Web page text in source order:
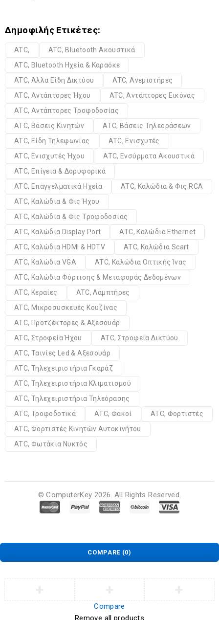
Δημοφιλής Ετικέτες:
ATC,
ATC, Bluetooth Ακουστικά
ATC, Bluetooth Ηχεία & Καραόκε
ATC, Άλλα Είδη Δικτύου
ATC, Ανεμιστήρες
ATC, Αντάπτορες Ήχου
ATC, Αντάπτορες Εικόνας
ATC, Αντάπτορες Τροφοδοσίας
ATC, Βάσεις Κινητών
ATC, Βάσεις Τηλεοράσεων
ATC, Είδη Τηλεφωνίας
ATC, Ενισχυτές
ATC, Ενισχυτές Ήχου
ATC, Ενσύρματα Ακουστικά
ATC, Επίγεια & Δορυφορικά
ATC, Επαγγελματικά Ηχεία
ATC, Καλώδια & Φις RCA
ATC, Καλώδια & Φις Ήχου
ATC, Καλώδια & Φις Τροφοδοσίας
ATC, Καλώδια Display Port
ATC, Καλώδια Ethernet
ATC, Καλώδια HDMI & HDTV
ATC, Καλώδια Scart
ATC, Καλώδια VGA
ATC, Καλώδια Οπτικής Ίνας
ATC, Καλώδια Φόρτισης & Μεταφοράς Δεδομένων
ATC, Κεραίες
ATC, Λαμπτήρες
ATC, Μικροσυσκευές Κουζίνας
ATC, Προτζέκτορες & Αξεσουάρ
ATC, Στροφεία Ήχου
ATC, Στροφεία Δικτύου
ATC, Ταινίες Led & Αξεσουάρ
ATC, Τηλεχειριστήρια Γκαράζ
ATC, Τηλεχειριστήρια Κλιματισμού
ATC, Τηλεχειριστήρια Τηλεόρασης
ATC, Τροφοδοτικά
ATC, Φακοί
ATC, Φορτιστές
ATC, Φορτιστές Κινητών Αυτοκινήτου
ATC, Φωτάκια Νυκτός
© ComputerKey 2026. All Rights Reserved.
COMPARE (0)
Compare
Remove all products